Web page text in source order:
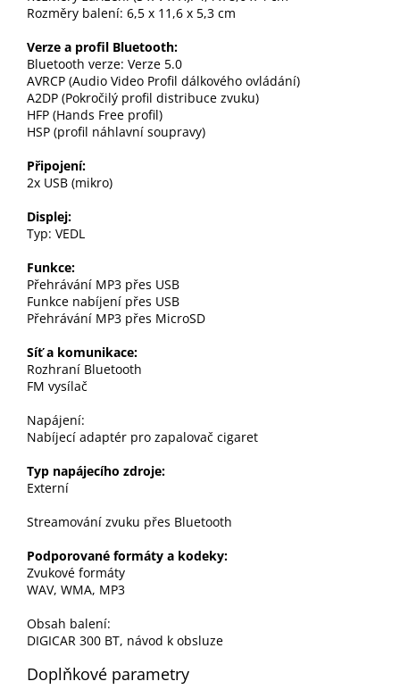
Rozměry balení: 6,5 x 11,6 x 5,3 cm
Verze a profil Bluetooth:
Bluetooth verze: Verze 5.0
AVRCP (Audio Video Profil dálkového ovládání)
A2DP (Pokročilý profil distribuce zvuku)
HFP (Hands Free profil)
HSP (profil náhlavní soupravy)
Připojení:
2x USB (mikro)
Displej:
Typ: VEDL
Funkce:
Přehrávání MP3 přes USB
Funkce nabíjení přes USB
Přehrávání MP3 přes MicroSD
Síť a komunikace:
Rozhraní Bluetooth
FM vysílač
Napájení:
Nabíjecí adaptér pro zapalovač cigaret
Typ napájecího zdroje:
Externí
Streamování zvuku přes Bluetooth
Podporované formáty a kodeky:
Zvukové formáty
WAV, WMA, MP3
Obsah balení:
DIGICAR 300 BT, návod k obsluze
Doplňkové parametry